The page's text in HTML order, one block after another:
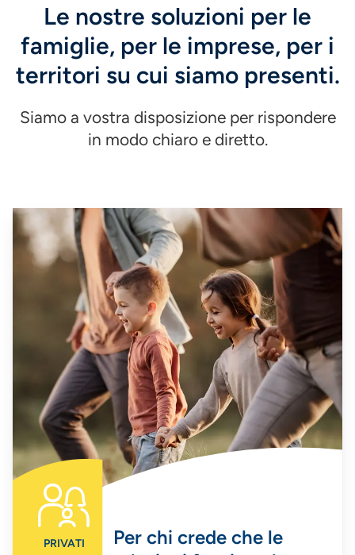
Le nostre soluzioni per le
famiglie, per le imprese, per i
territori su cui siamo presenti.
Siamo a vostra disposizione per rispondere
in modo chiaro e diretto.
PRIVATI
Per chi crede che le